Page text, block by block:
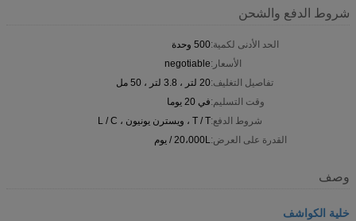
شروط الدفع والشحن
الحد الأدنى لكمية:500 وحدة
الأسعار:negotiable
تفاصيل التغليف:20 لتر ، 3.8 لتر ، 50 مل
وقت التسليم:في 20 يوما
شروط الدفع:T / T ، ويسترن يونيون ، L / C
القدرة على العرض:20،000L / يوم
وصف
خلية الكواشف